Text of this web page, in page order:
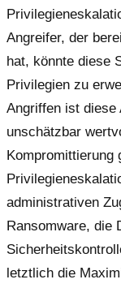
Angreifer, der
hat, könnte diese
Privilegien zu
Angriffen ist diese
unschätzbar
Kompromittierung
administrativen
Ransomware, die
letztlich die